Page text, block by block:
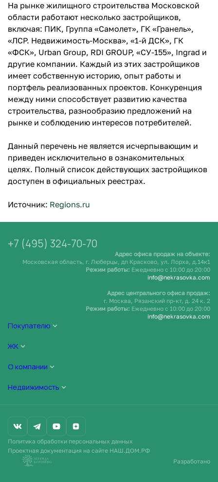
На рынке жилищного строительства Московской
области работают несколько застройщиков,
включая: ПИК, Группа «Самолет», ГК «Гранель»,
«ЛСР. Недвижимость-Москва», «1-й ДСК», ГК
«ФСК», Urban Group, RDI GROUP, «СУ-155», Ingrad и
другие компании. Каждый из этих застройщиков
имеет собственную историю, опыт работы и
портфель реализованных проектов. Конкуренция
между ними способствует развитию качества
строительства, разнообразию предложений на
рынке и соблюдению интересов потребителей.
Данный перечень не является исчерпывающим и
приведен исключительно в ознакомительных
целях. Полный список действующих застройщиков
доступен в официальных реестрах.
Источник: Regions.ru
Покупателю
ЖК
О компании
Недвижимость
+7 (495) 324-70-70
Адрес офиса продаж на объекте:
Московская область, г. Люберцы, дп Красково, ул. Лорха, д.14к1
Режим работы: Ежедневно c 10:00 до 20:00
info@nekrasovka.com
Адрес центрального офиса продаж:
г. Москва, Рязанский пр-кт, д. 24 к. 2
Режим работы: Ежедневно c 10:00 до 20:00
info@nekrasovka.com
Политика обработки персональных данных
Проектная документация на сайте НАШ.ДОМ.РФ
Разработано